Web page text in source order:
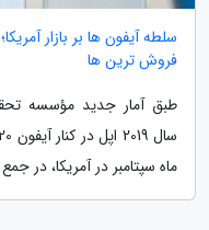
فروش ترین ها
ماه سپتامبر در آمریکا، در